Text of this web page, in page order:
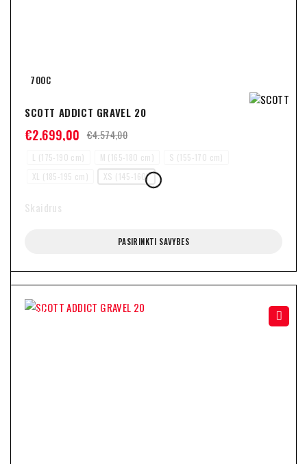
700C
SCOTT ADDICT GRAVEL 20
€4.574,00
€2.699,00
L (175-190 cm) M (165-180 cm)
S (155-170 cm)
XL (185-195 cm)
XS (145-160)
Skaidrus
PASIRINKTI SAVYBES
-41%